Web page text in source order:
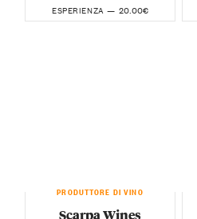
ESPERIENZA — 20.00€
PRODUTTORE DI VINO
Scarpa Wines